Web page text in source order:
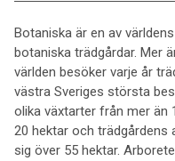
Botaniska är en av
botaniska trädgårdar. Mer
världen besöker varje år
västra Sveriges största
olika växtarter från mer än
20 hektar och
sig över 55 hektar.